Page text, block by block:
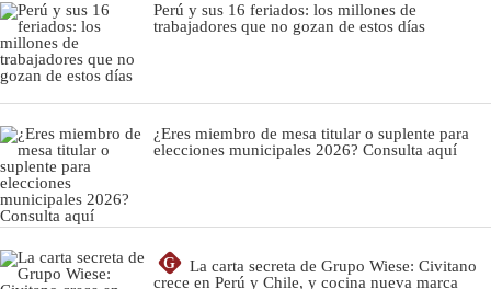
Perú y sus 16 feriados: los millones de
trabajadores que no gozan de estos días
¿Eres miembro de mesa titular o suplente para
elecciones municipales 2026? Consulta aquí
G
La carta secreta de Grupo Wiese: Civitano
crece en Perú y Chile, y cocina nueva marca